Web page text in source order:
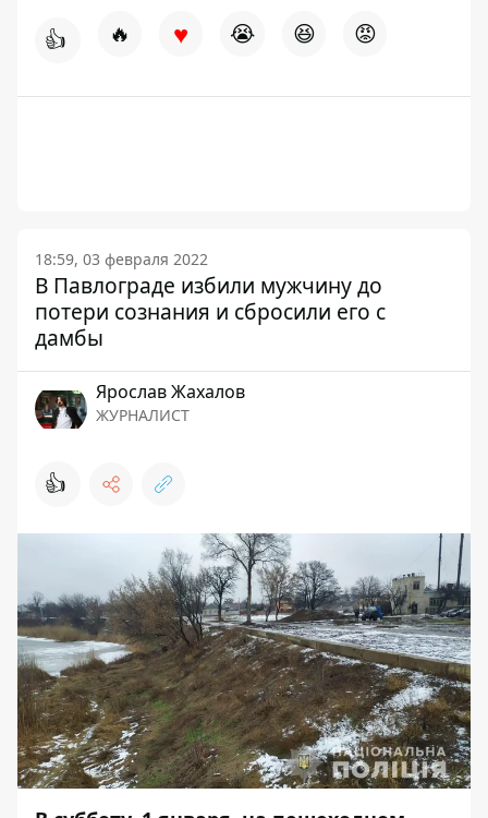
👍 🔥 ♥ 😭 😆 😡
18:59, 03 февраля 2022
В Павлограде избили мужчину до
потери сознания и сбросили его с
дамбы
Ярослав Жахалов
ЖУРНАЛИСТ
👍